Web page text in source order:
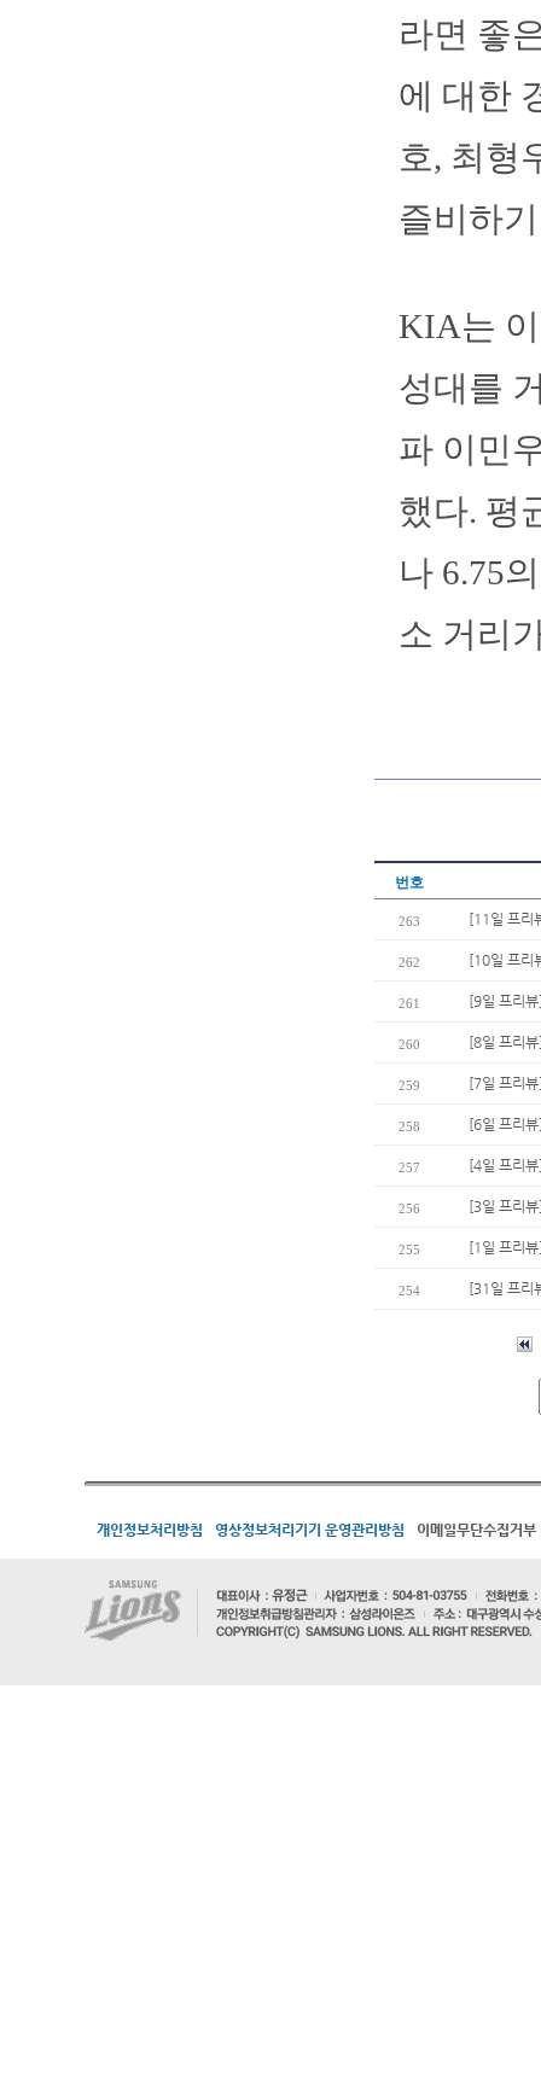
라면 좋
에 대한
호, 최형
즐비하
KIA는
성대를
파 이민
했다. 평
나 6.75
소 거리
번호
263 [11일 프리
262 [10일 프리
261 [9일 프리
260 [8일 프리
259 [7일 프리뷰
258 [6일 프리
257 [4일 프리
256 [3일 프리
255 [1일 프리
254 [31일 프리
개인정보처리방침 영상정보처리기기 운영관리방침 이메일무단수집거부